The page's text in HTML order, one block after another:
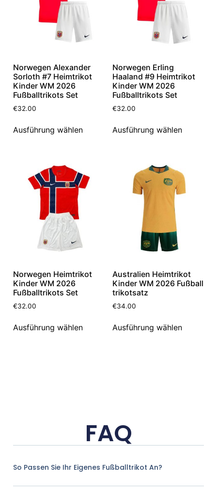
Norwegen Alexander
Sorloth #7 Heimtrikot
Kinder WM 2026
Fußballtrikots Set
€32.00
Ausführung wählen
Norwegen Erling
Haaland #9 Heimtrikot
Kinder WM 2026
Fußballtrikots Set
€32.00
Ausführung wählen
Norwegen Heimtrikot
Kinder WM 2026
Fußballtrikots Set
€32.00
Ausführung wählen
Australien Heimtrikot
Kinder WM 2026 Fußball
trikotsatz
€34.00
Ausführung wählen
FAQ
So Passen Sie Ihr Eigenes Fußballtrikot An?